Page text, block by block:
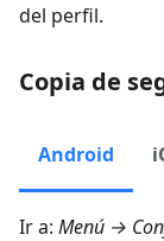
del perfil.
Copia de
Android
Ir a: Menú →